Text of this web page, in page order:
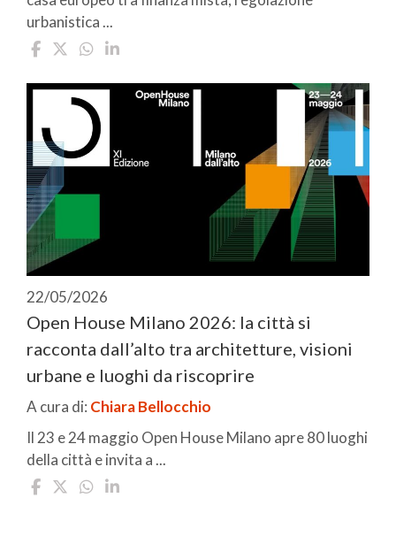
urbanistica ...
22/05/2026
Open House Milano 2026: la città si
racconta dall’alto tra architetture, visioni
urbane e luoghi da riscoprire
A cura di: Chiara Bellocchio
Il 23 e 24 maggio Open House Milano apre 80 luoghi
della città e invita a ...